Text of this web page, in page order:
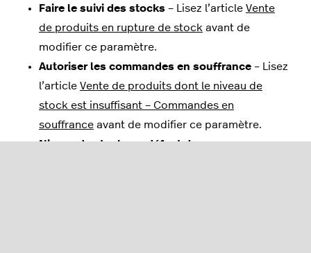
Faire le suivi des stocks – Lisez l’article Vente
de produits en rupture de stock avant de
modifier ce paramètre.
Autoriser les commandes en souffrance – Lisez
l’article Vente de produits dont le niveau de
stock est insuffisant – Commandes en
souffrance avant de modifier ce paramètre.
Niveau de stock par défaut des nouveaux